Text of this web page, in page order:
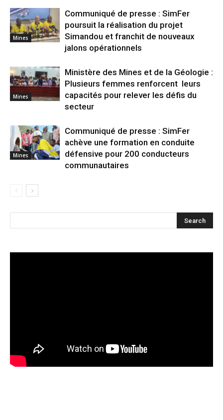
Mines
Communiqué de presse : SimFer
poursuit la réalisation du projet
Simandou et franchit de nouveaux
jalons opérationnels
Mines
Ministère des Mines et de la Géologie :
Plusieurs femmes renforcent leurs
capacités pour relever les défis du
secteur
Mines
Communiqué de presse : SimFer
achève une formation en conduite
défensive pour 200 conducteurs
communautaires